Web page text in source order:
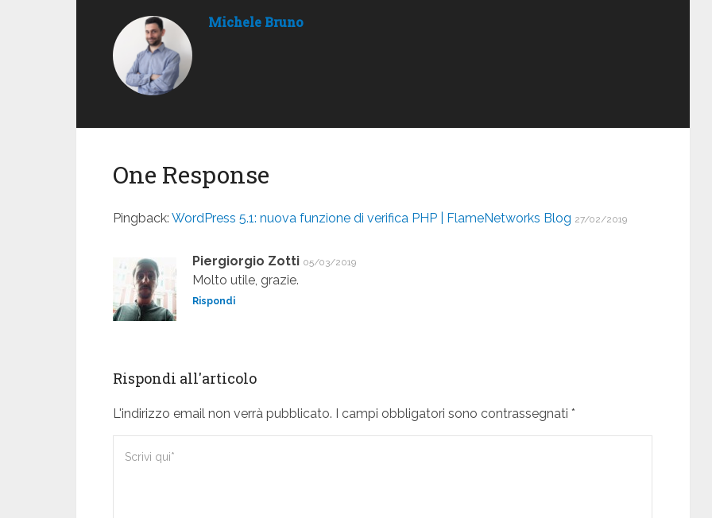
Michele Bruno
One Response
Pingback: WordPress 5.1: nuova funzione di verifica PHP | FlameNetworks Blog 27/02/2019
Piergiorgio Zotti 05/03/2019
Molto utile, grazie.
Rispondi
Rispondi all'articolo
L'indirizzo email non verrà pubblicato. I campi obbligatori sono contrassegnati *